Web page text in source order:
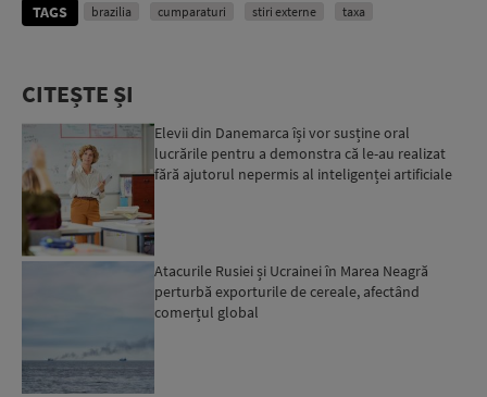
TAGS brazilia cumparaturi stiri externe taxa
CITEȘTE ȘI
Elevii din Danemarca își vor susține oral
lucrările pentru a demonstra că le-au realizat
fără ajutorul nepermis al inteligenței artificiale
Atacurile Rusiei și Ucrainei în Marea Neagră
perturbă exporturile de cereale, afectând
comerțul global